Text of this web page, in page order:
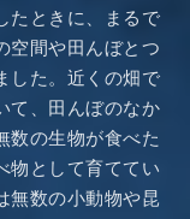
たときに、まるで
空間や田んぼとつ
した。近くの畑で
て、田んぼのなか
数の生物が食べた
物として育ててい
無数の小動物や昆